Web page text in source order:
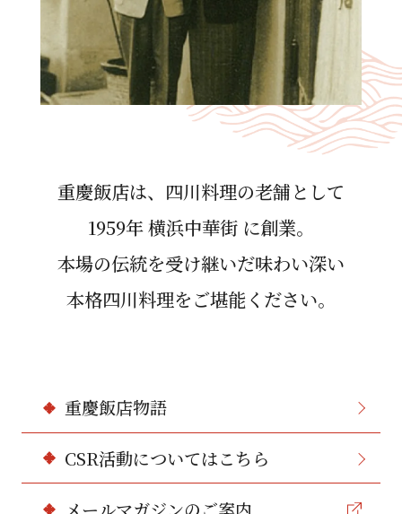
重慶飯店は、四川料理の⽼舗として
1959年 横浜中華街 に創業。
本場の伝統を受け継いだ味わい深い
本格四川料理をご堪能ください。
重慶飯店物語
CSR活動についてはこちら
メールマガジンのご案内